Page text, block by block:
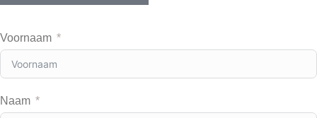
Voornaam
Naam